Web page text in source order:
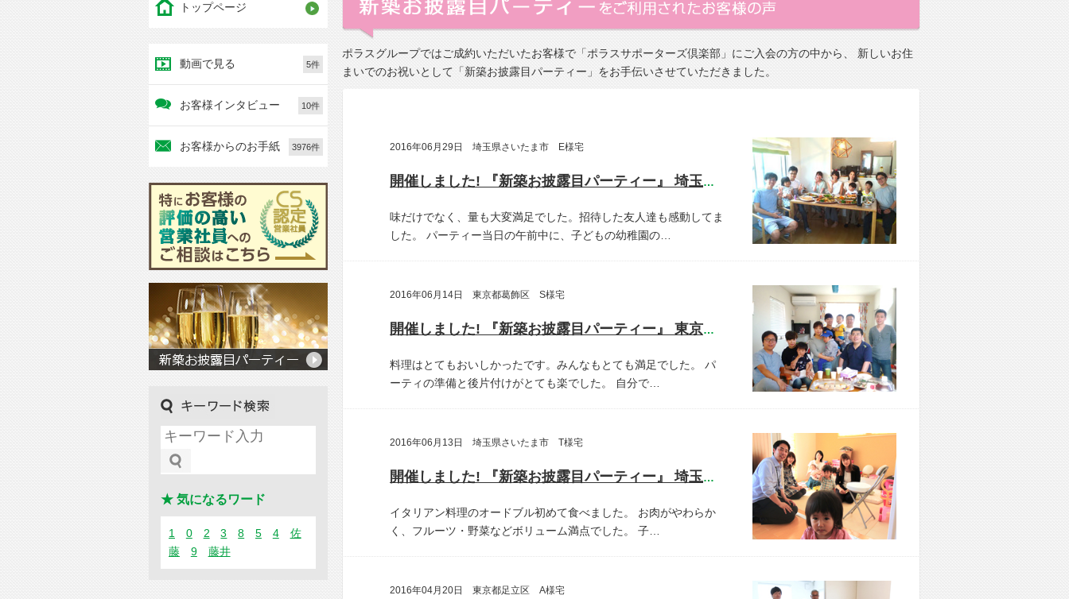
ポラスグループではご成約いただいたお客様で「ポラスサポーターズ倶楽部」にご入会の方の中から、 新しいお住
まいでのお祝いとして「新築お披露目パーティー」をお手伝いさせていただきました。
2016年06月29日 埼玉県さいたま市 E様宅
開催しました! 『新築お披露目パーティー』 埼玉県さいたま市 E様宅
味だけでなく、量も大変満足でした。招待した友人達も感動してま
した。
パーティー当日の午前中に、子どもの幼稚園の…
2016年06月14日 東京都葛飾区 S様宅
開催しました! 『新築お披露目パーティー』 東京都葛飾区 S様宅
料理はとてもおいしかったです。みんなもとても満足でした。
パ
ーティの準備と後片付けがとても楽でした。
自分で…
2016年06月13日 埼玉県さいたま市 T様宅
開催しました! 『新築お披露目パーティー』 埼玉県さいたま市 T様宅
イタリアン料理のオードブル初めて食べました。
お肉がやわらか
く、フルーツ・野菜などボリューム満点でした。
子…
2016年04月20日 東京都足立区 A様宅
トップページ
動画で見る 5件
お客様インタビュー 10件
お客様からのお手紙 3976件
★ 気になるワード
1 0 2 3 8 5 4
佐
藤
9 藤井